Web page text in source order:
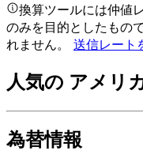
換算ツールには仲値
のみを目的としたもの
れません。 送信レート
人気の アメリ
為替情報